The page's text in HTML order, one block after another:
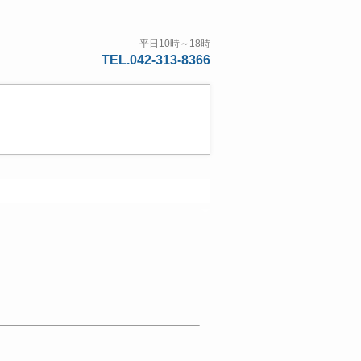
平日10時～18時
TEL.042-313-8366